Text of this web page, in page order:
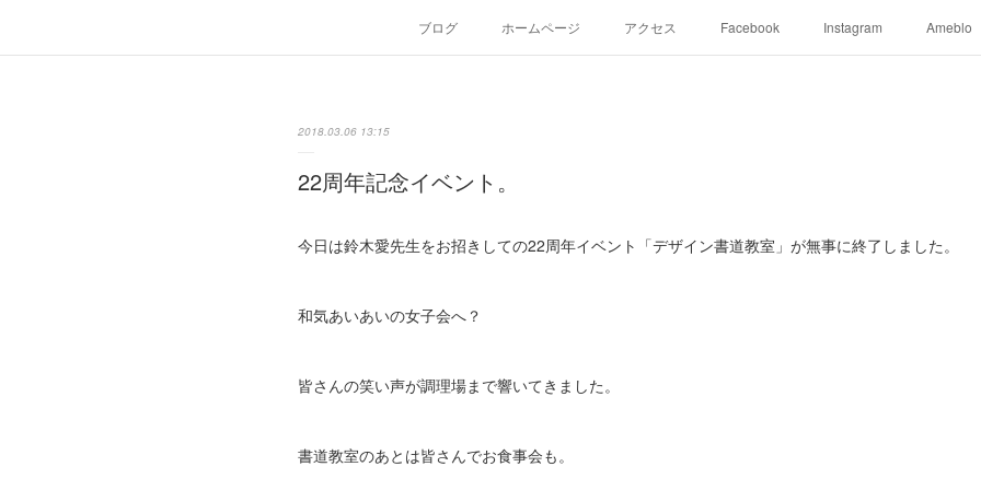
ブログ ホームページ アクセス Facebook Instagram Ameblo
2018.03.06 13:15
22周年記念イベント。
今日は鈴木愛先生をお招きしての22周年イベント「デザイン書道教室」が無事に終了しました。
和気あいあいの女子会へ？
皆さんの笑い声が調理場まで響いてきました。
書道教室のあとは皆さんでお食事会も。